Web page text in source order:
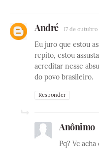
André 17 de outubro
Eu juro que estou
repito, estou
acreditar nesse
do povo brasileiro.
Responder
Anônimo
Pq? Vc